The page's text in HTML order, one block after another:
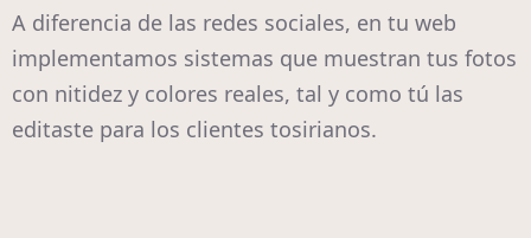
A diferencia de las redes sociales, en tu web
implementamos sistemas que muestran tus fotos
con nitidez y colores reales, tal y como tú las
editaste para los clientes tosirianos.